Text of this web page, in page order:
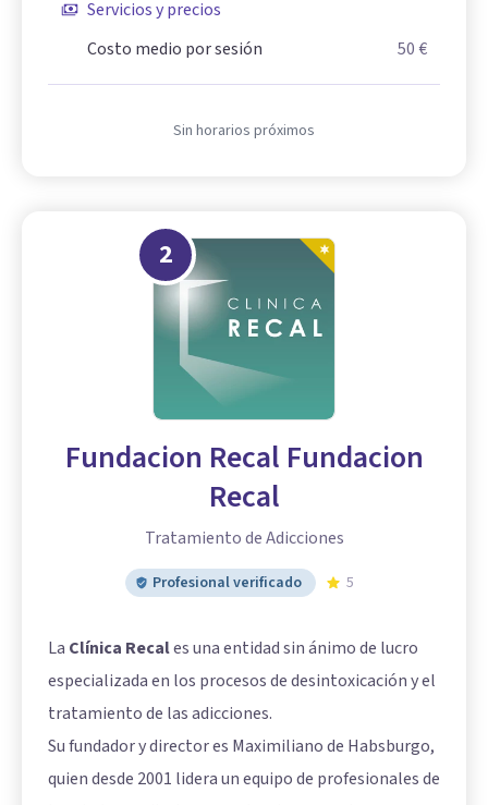
Servicios y precios
Costo medio por sesión
50 €
Sin horarios próximos
2
Fundacion Recal Fundacion
Recal
Tratamiento de Adicciones
Profesional verificado 5
La Clínica Recales una entidad sin ánimo de lucro
especializada en los procesos de desintoxicación y el
tratamiento de las adicciones.
Su fundador y director es Maximiliano de Habsburgo,
quien desde 2001 lidera un equipo de profesionales de